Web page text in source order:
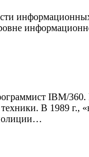
IBM/360.
В 1989 г.,